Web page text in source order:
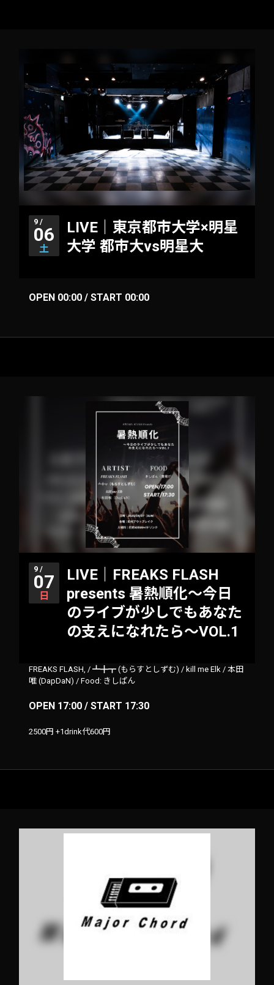
9 /
06
土
LIVE｜東京都市大学×明星
大学 都市大vs明星大
OPEN 00:00 / START 00:00
9 /
07
日
LIVE｜FREAKS FLASH
presents 暑熱順化〜今日
のライブが少しでもあなた
の支えになれたら〜VOL.1
FREAKS FLASH, / ┻╋┳ (もらすとしずむ) / kill me Elk / 本田
唯 (DapDaN) / Food: きしぱん
OPEN 17:00 / START 17:30
2500円 +1drink代600円